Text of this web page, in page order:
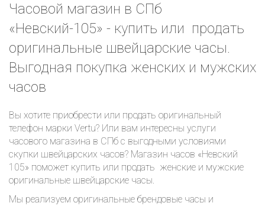
Часовой магазин в СПб
«Невский-105» - купить или продать
оригинальные швейцарские часы.
Выгодная покупка женских и мужских
часов
Вы хотите приобрести или продать оригинальный
телефон марки Vertu? Или вам интересны услуги
часового магазина в СПб с выгодными условиями
скупки швейцарских часов? Магазин часов «Невский
105» поможет купить или продать женские и мужские
оригинальные швейцарские часы.
Мы реализуем оригинальные брендовые часы и